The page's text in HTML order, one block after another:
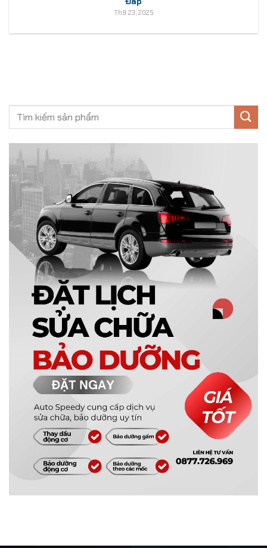
Th9 23, 2025